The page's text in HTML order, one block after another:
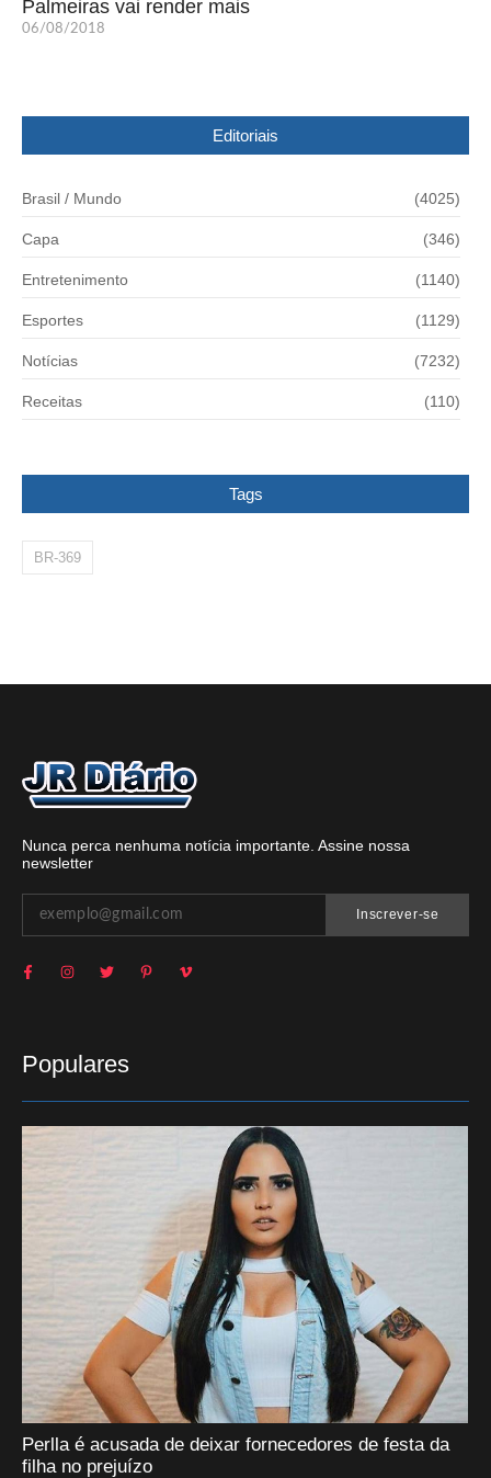
Palmeiras vai render mais
06/08/2018
Editoriais
Brasil / Mundo (4025)
Capa (346)
Entretenimento (1140)
Esportes (1129)
Notícias (7232)
Receitas (110)
Tags
BR-369
Nunca perca nenhuma notícia importante. Assine nossa
newsletter
Inscrever-se
Populares
Perlla é acusada de deixar fornecedores de festa da
filha no prejuízo